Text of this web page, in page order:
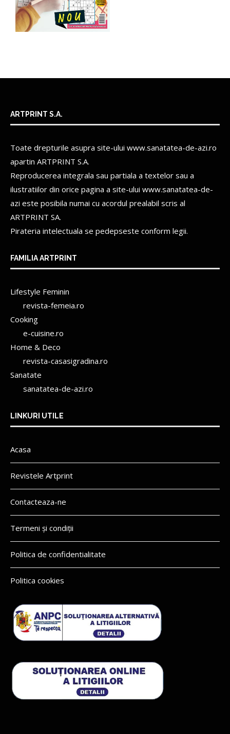
ARTPRINT S.A.
Toate drepturile asupra site-ului www.sanatatea-de-azi.ro
apartin ARTPRINT S.A.
Reproducerea integrala sau partiala a textelor sau a
ilustratiilor din orice pagina a site-ului www.sanatatea-de-
azi este posibila numai cu acordul prealabil scris al
ARTPRINT SA.
Pirateria intelectuala se pedepseste conform legii.
FAMILIA ARTPRINT
Lifestyle Feminin
revista-femeia.ro
Cooking
e-cuisine.ro
Home & Deco
revista-casasigradina.ro
Sanatate
sanatatea-de-azi.ro
LINKURI UTILE
Acasa
Revistele Artprint
Contacteaza-ne
Termeni și condiții
Politica de confidentialitate
Politica cookies